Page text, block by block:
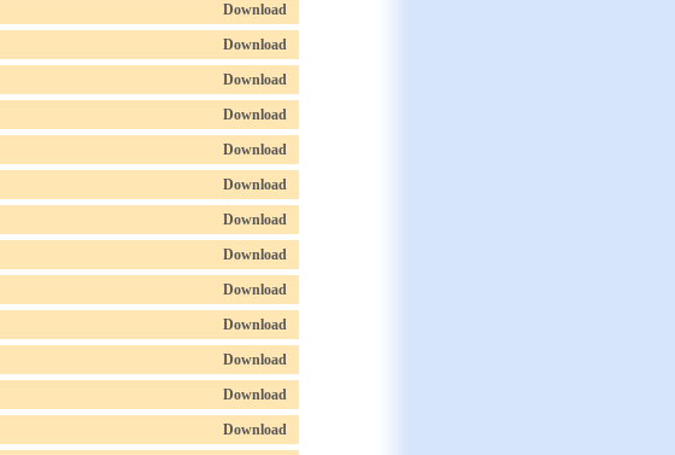
Download
Download
Download
Download
Download
Download
Download
Download
Download
Download
Download
Download
Download